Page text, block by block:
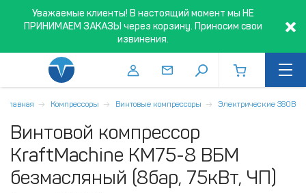
Уважаемые клиенты! В настоящий момент мы НЕ
ПРИНИМАЕМ ЗАКАЗЫ через корзину. Приносим свои
извинения.
Главная Компрессоры Винтовые компрессоры Электрические 380В
Винтовой компрессор
KraftMachine KM75-8 ВБМ
безмасляный (8бар, 75кВт, ЧП)